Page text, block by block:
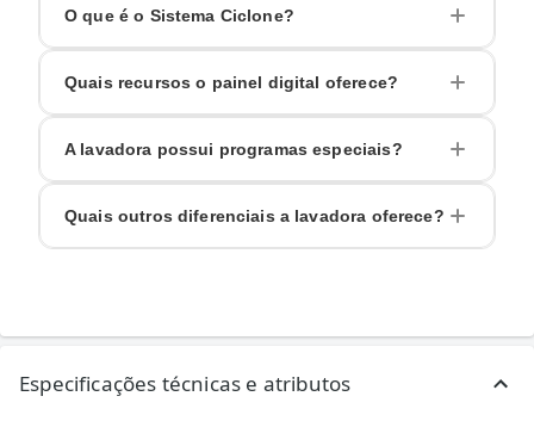
O que é o Sistema Ciclone?
Quais recursos o painel digital oferece?
A lavadora possui programas especiais?
Quais outros diferenciais a lavadora oferece?
Especificações técnicas e atributos